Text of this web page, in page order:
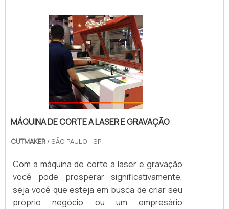
que proporcionam, de forma que
engenheiros, arquitetos e designers estão
explorando cada vez mais os seus
benefícios.Qualificações de.
MÁQUINA DE CORTE A LASER E GRAVAÇÃO
CUTMAKER / SÃO PAULO - SP
Com a máquina de corte a laser e gravação
você pode prosperar significativamente,
seja você que esteja em busca de criar seu
próprio negócio ou um empresário